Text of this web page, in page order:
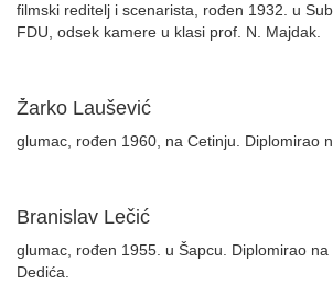
filmski reditelj i scenarista, rođen 1932. u
FDU, odsek kamere u klasi prof. N. Majdak.
Žarko Laušević
glumac, rođen 1960, na Cetinju. Diplomirao
Branislav Lečić
glumac, rođen 1955. u Šapcu. Diplomirao na
Dedića.